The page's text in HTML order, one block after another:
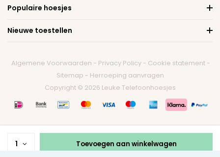
Populaire hoesjes
Nieuwe toestellen
Algemene Voorwaarden - Privacy Policy - Cookie statement -
Sitemap - Herroeping aanvragen
Copyright © 2026 Leuke Telefoonhoesjes
1 Toevoegen aan winkelwagen